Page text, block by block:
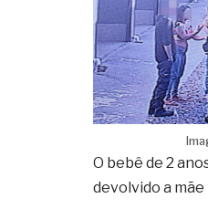
O bebê de 2
devolvido a